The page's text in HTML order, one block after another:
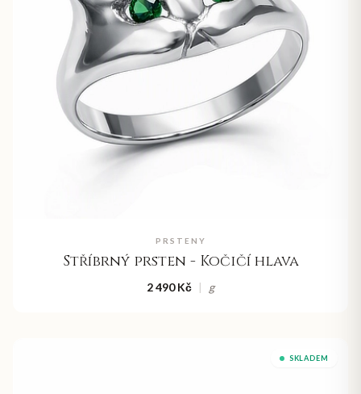
PRSTENY
Stříbrný prsten - Kočičí hlava
2 490 Kč | g
SKLADEM